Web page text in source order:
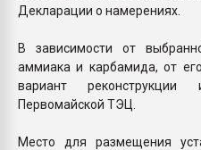
Декларации о намерениях.
В зависимости от
аммиака и карбамида, от
вариант
Первомайской ТЭЦ.
Место для размещения